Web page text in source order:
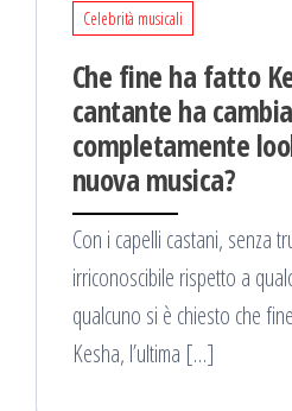
Celebrità musicali
Che fine ha fatto
cantante ha
completamente
nuova musica?
Con i capelli castani, senza
irriconoscibile rispetto a
qualcuno si è chiesto che
Kesha, l’ultima […]